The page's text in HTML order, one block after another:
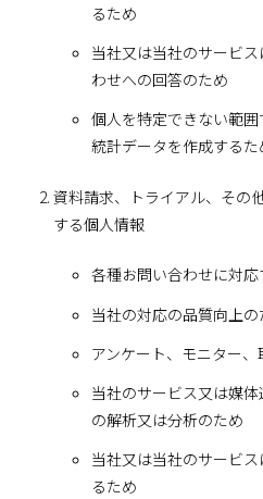
るため
当社又は当社のサービ
わせへの回答のため
個人を特定できない範
統計データを作成するた
資料請求、トライアル、その
する個人情報
各種お問い合わせに対
当社の対応の品質向上の
アンケート、モニター
当社のサービス又は媒
の解析又は分析のため
当社又は当社のサービ
るため